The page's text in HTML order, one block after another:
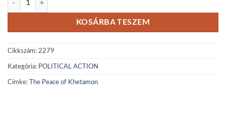
KOSÁRBA TESZEM
Cikkszám: 2279
Kategória: POLITICAL ACTION
Címke: The Peace of Khetamon